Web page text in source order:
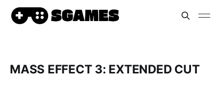
MASS EFFECT 3: EXTENDED CUT